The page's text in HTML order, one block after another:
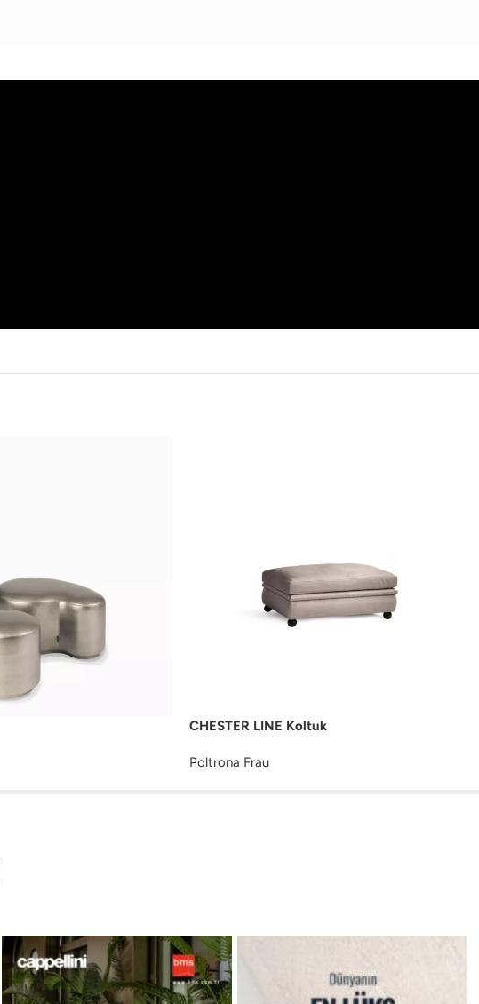
CHESTER LINE Koltuk
Poltrona Frau